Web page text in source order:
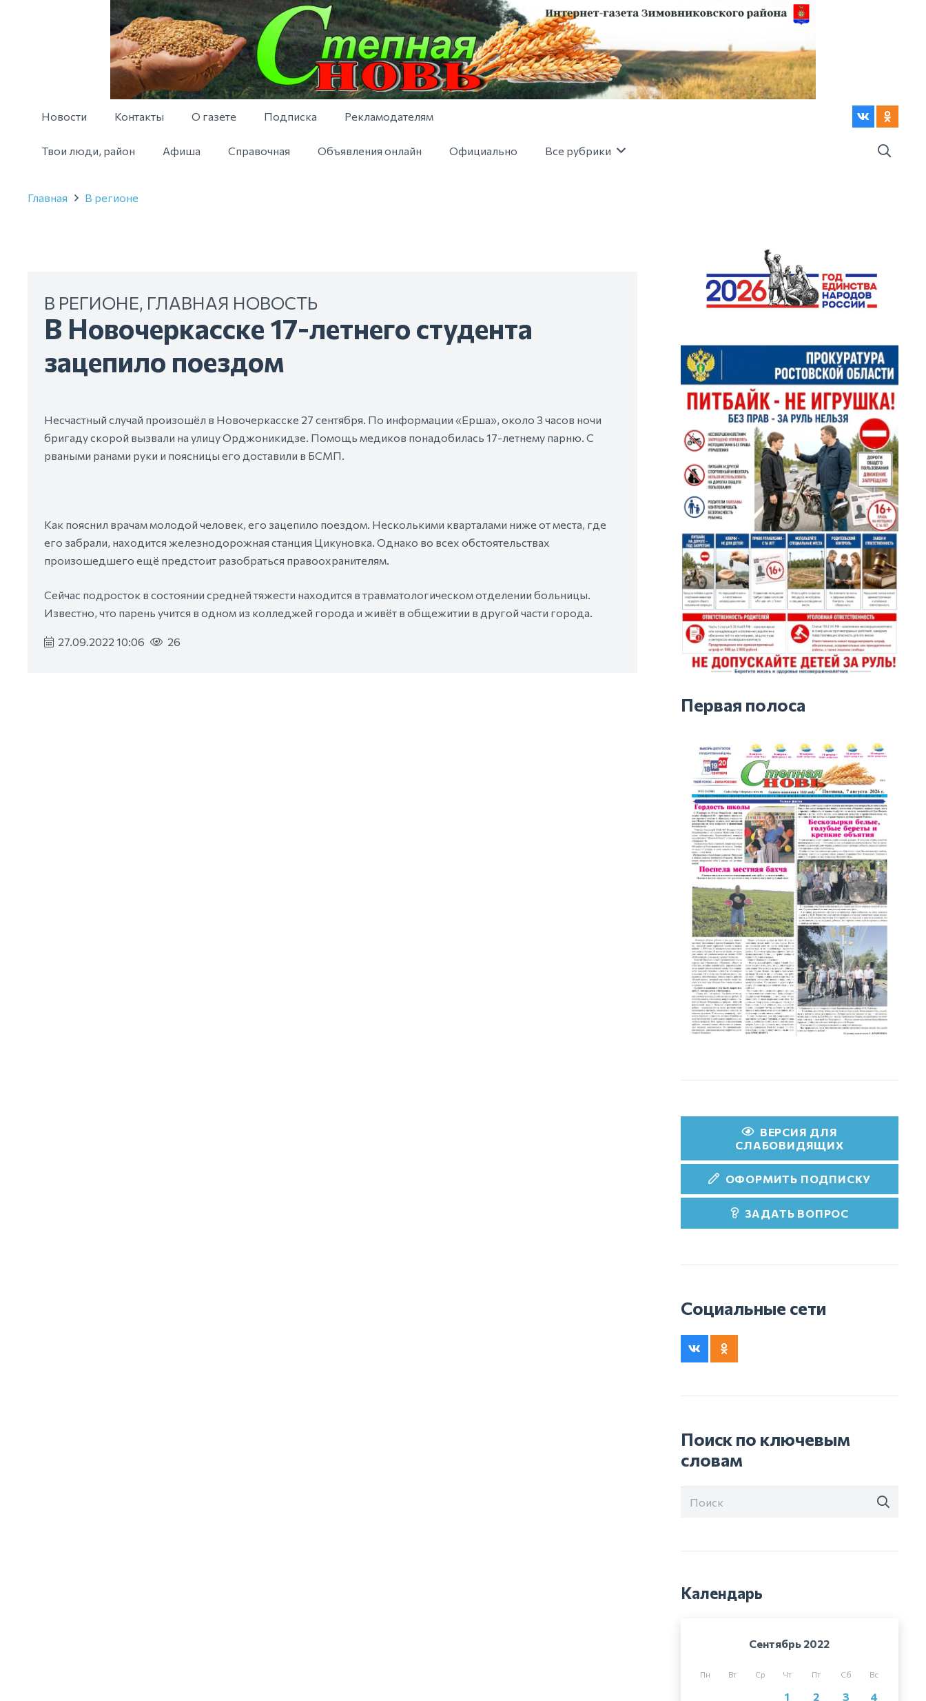
Новости Контакты О газете Подписка Рекламодателям
Твои люди, район Афиша Справочная Объявления онлайн Официально Все рубрики
Главная В регионе
В РЕГИОНЕ, ГЛАВНАЯ НОВОСТЬ
В Новочеркасске 17-летнего студента
зацепило поездом
Несчастный случай произошёл в Новочеркасске 27 сентября. По информации «Ерша», около 3 часов ночи
бригаду скорой вызвали на улицу Орджоникидзе. Помощь медиков понадобилась 17-летнему парню. С
рваными ранами руки и поясницы его доставили в БСМП.
Как пояснил врачам молодой человек, его зацепило поездом. Несколькими кварталами ниже от места, где
его забрали, находится железнодорожная станция Цикуновка. Однако во всех обстоятельствах
произошедшего ещё предстоит разобраться правоохранителям.
Сейчас подросток в состоянии средней тяжести находится в травматологическом отделении больницы.
Известно, что парень учится в одном из колледжей города и живёт в общежитии в другой части города.
27.09.2022 10:06 26
Первая полоса
ВЕРСИЯ ДЛЯ
СЛАБОВИДЯЩИХ
ОФОРМИТЬ ПОДПИСКУ
ЗАДАТЬ ВОПРОС
Социальные сети
Поиск по ключевым
словам
Календарь
Сентябрь 2022
Пн Вт Ср Чт Пт Сб Вс
1 2 3
4